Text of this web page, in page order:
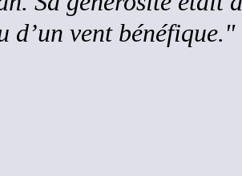
d’un vent bénéfique."